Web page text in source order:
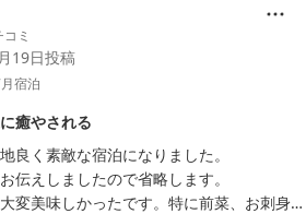
す。今後も日々更なる向上を目指しご宿
たいと思います。是非、また箱根にお越
ましたら当館にお声掛け下さいませ。あ
ミ
19日投稿
宿泊
癒やされる
良く素敵な宿泊になりました。
伝えしましたので省略します。
変美味しかったです。特に前菜、お刺身は